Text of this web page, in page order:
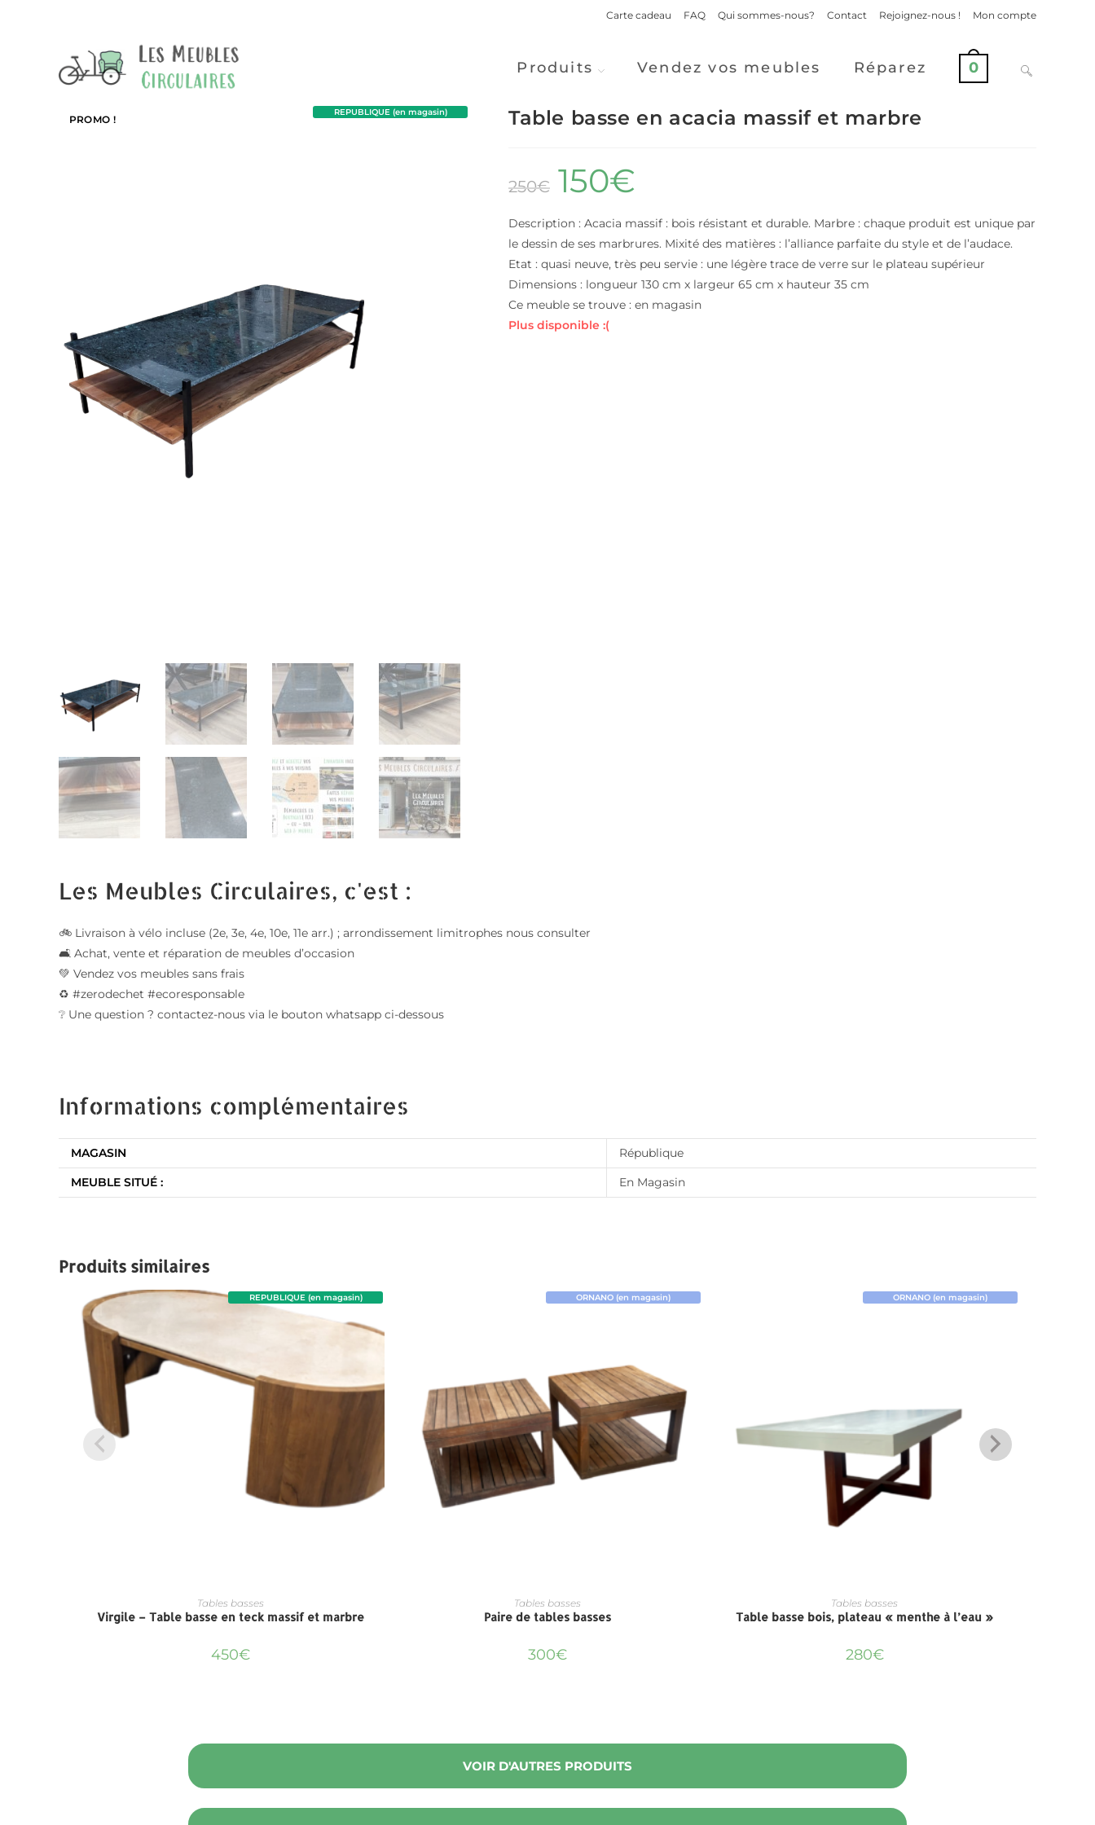
Carte cadeau FAQ Qui sommes-nous? Contact Rejoignez-nous ! Mon compte
Produits Vendez vos meubles Réparez 0
PROMO !
REPUBLIQUE (en magasin) Table basse en acacia massif et marbre
250€ 150€
Description : Acacia massif : bois résistant et durable. Marbre : chaque produit est unique par
le dessin de ses marbrures. Mixité des matières : l’alliance parfaite du style et de l’audace.
Etat : quasi neuve, très peu servie : une légère trace de verre sur le plateau supérieur
Dimensions : longueur 130 cm x largeur 65 cm x hauteur 35 cm
Ce meuble se trouve : en magasin
Plus disponible :(
Les Meubles Circulaires, c'est :
🚲 Livraison à vélo incluse (2e, 3e, 4e, 10e, 11e arr.) ; arrondissement limitrophes nous consulter
🛋️ Achat, vente et réparation de meubles d’occasion
💚 Vendez vos meubles sans frais
♻️ #zerodechet #ecoresponsable
❔ Une question ? contactez-nous via le bouton whatsapp ci-dessous
Informations complémentaires
MAGASIN
République
MEUBLE SITUÉ :
En Magasin
Produits similaires
REPUBLIQUE (en magasin)
Tables basses
Virgile – Table basse en teck massif et marbre
450€
ORNANO (en magasin)
Tables basses
Paire de tables basses
300€
ORNANO (en magasin)
Tables basses
Table basse bois, plateau « menthe à l’eau »
280€
VOIR D'AUTRES PRODUITS